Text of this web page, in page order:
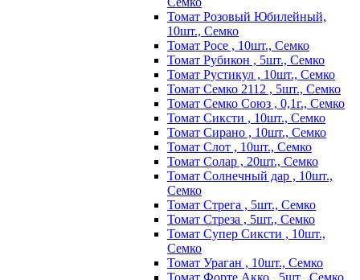
Томат Розовый Юбилейный,
10шт., Семко
Томат Росе , 10шт., Семко
Томат Рубикон , 5шт., Семко
Томат Рустикул , 10шт., Семко
Томат Семко 2112 , 5шт., Семко
Томат Семко Союз , 0,1г., Семко
Томат Сиксти , 10шт., Семко
Томат Сирано , 10шт., Семко
Томат Слот , 10шт., Семко
Томат Солар , 20шт., Семко
Томат Солнечный дар , 10шт.,
Семко
Томат Стрега , 5шт., Семко
Томат Стреза , 5шт., Семко
Томат Супер Сиксти , 10шт.,
Семко
Томат Ураган , 10шт., Семко
Томат Форте Акко , 5шт., Семко